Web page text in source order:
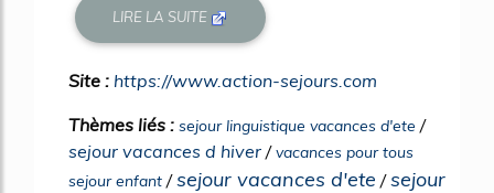
LIRE LA SUITE
Site : https://www.action-sejours.com
Thèmes liés : sejour linguistique vacances d'ete /
sejour vacances d hiver /vacances pour tous
sejour enfant /sejour vacances d'ete /sejour